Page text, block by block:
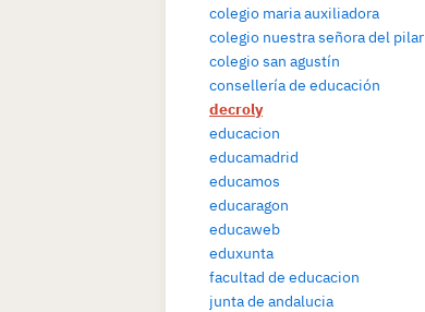
colegio maria auxiliadora
colegio nuestra señora del pilar
colegio san agustín
consellería de educación
decroly
educacion
educamadrid
educamos
educaragon
educaweb
eduxunta
facultad de educacion
junta de andalucia